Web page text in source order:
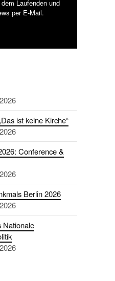
Laufenden und
per E-Mail.
ist keine Kirche“
Conference &
Berlin 2026
Nationale